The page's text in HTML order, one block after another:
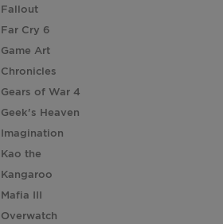
Fallout
Far Cry 6
Game Art
Chronicles
Gears of War 4
Geek's Heaven
Imagination
Kao the
Kangaroo
Mafia III
Overwatch